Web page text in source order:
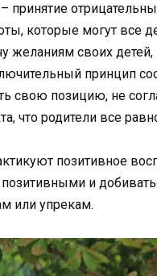
принятие
которые могут все
желаниям своих
принцип
свою позицию, не
что родители все
позитивное
и
или упрекам.